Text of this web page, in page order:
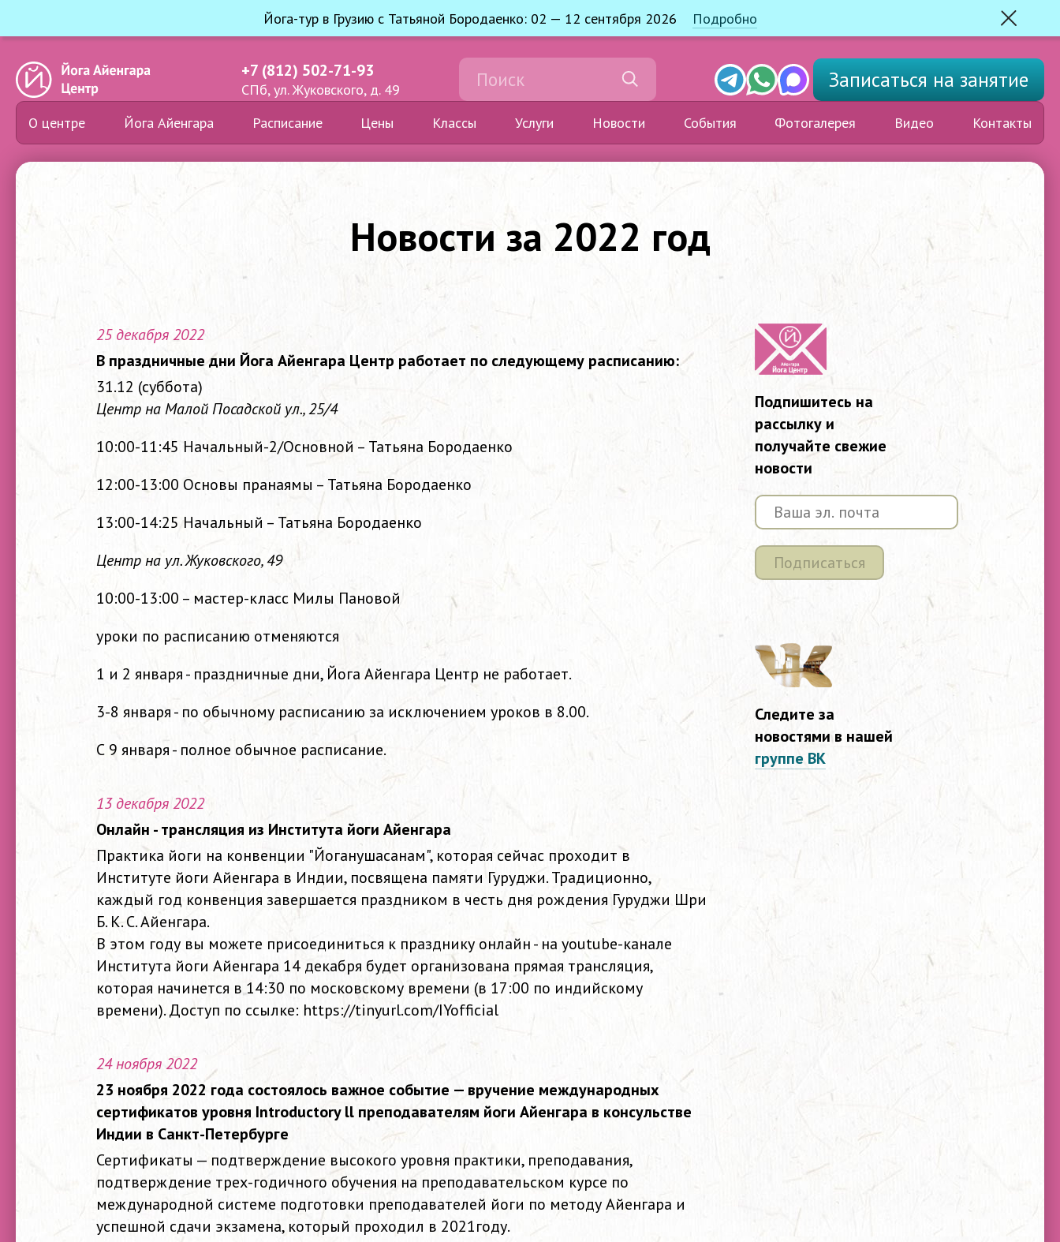
Йога-тур в Грузию с Татьяной Бородаенко: 02 — 12 сентября 2026
Подробно
Закрыть
+7 (812) 502-71-93
СПб, ул. Жуковского, д. 49
TelegramWhats'app
Max Записатьсяна занятие
О центре Йога Айенгара Расписание Цены Классы Услуги Новости События Фотогалерея Видео Контакты
Новости за 2022 год
25 декабря 2022
В праздничные дни Йога Айенгара Центр работает по следующему расписанию:
31.12 (суббота)
Центр на Малой Посадской ул., 25/4
10:00-11:45 Начальный-2/Основной – Татьяна Бородаенко
12:00-13:00 Основы пранаямы – Татьяна Бородаенко
13:00-14:25 Начальный – Татьяна Бородаенко
Центр на ул. Жуковского, 49
10:00-13:00 – мастер-класс Милы Пановой
уроки по расписанию отменяются
1 и 2 января - праздничные дни, Йога Айенгара Центр не работает.
3-8 января - по обычному расписанию за исключением уроков в 8.00.
С 9 января - полное обычное расписание.
13 декабря 2022
Онлайн - трансляция из Института йоги Айенгара
Практика йоги на конвенции "Йоганушасанам", которая сейчас проходит в
Институте йоги Айенгара в Индии, посвящена памяти Гуруджи. Традиционно,
каждый год конвенция завершается праздником в честь дня рождения Гуруджи Шри
Б. К. С. Айенгара.
В этом году вы можете присоединиться к празднику онлайн - на youtube-канале
Института йоги Айенгара 14 декабря будет организована прямая трансляция,
которая начинется в 14:30 по московскому времени (в 17:00 по индийскому
времени). Доступ по ссылке: https://tinyurl.com/IYofficial
24 ноября 2022
23 ноября 2022 года состоялось важное событие — вручение международных
сертификатов уровня Introductory ll преподавателям йоги Айенгара в консульстве
Индии в Санкт-Петербурге
Сертификаты — подтверждение высокого уровня практики, преподавания,
подтверждение трех-годичного обучения на преподавательском курсе по
международной системе подготовки преподавателей йоги по методу Айенгара и
успешной сдачи экзамена, который проходил в 2021году.
Подпишитесь на
рассылку и
получайте свежие
новости
Подписаться
Следите за
новостями в нашей
группе ВК